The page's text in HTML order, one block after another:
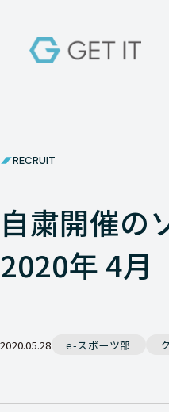
RECRUIT
自粛開催の
2020年 4月
2020.05.28 e-スポーツ部